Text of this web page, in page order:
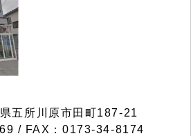
五所川原市田町187-21
/ FAX：0173-34-8174